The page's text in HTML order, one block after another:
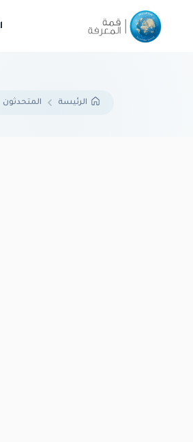
الرئيسة المتحدثون